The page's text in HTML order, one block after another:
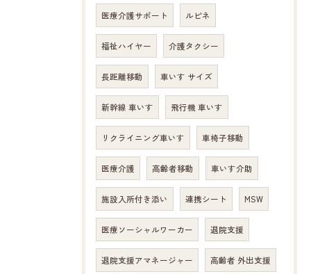
医療介護サポート ルピネ
福祉ハイヤー 介護タクシー
長距離移動 車いす サイズ
新幹線 車いす 飛行機 車いす
リクライニング車いす 車椅子移動
医療介護 高齢者移動 車いす介助
施設入所付き添い 連携シート MSW
医療ソーシャルワーカー 退院支援
退院支援アマネージャー 高齢者 外出支援